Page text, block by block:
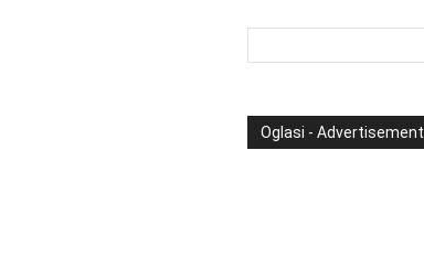
Oglasi - Advertisement